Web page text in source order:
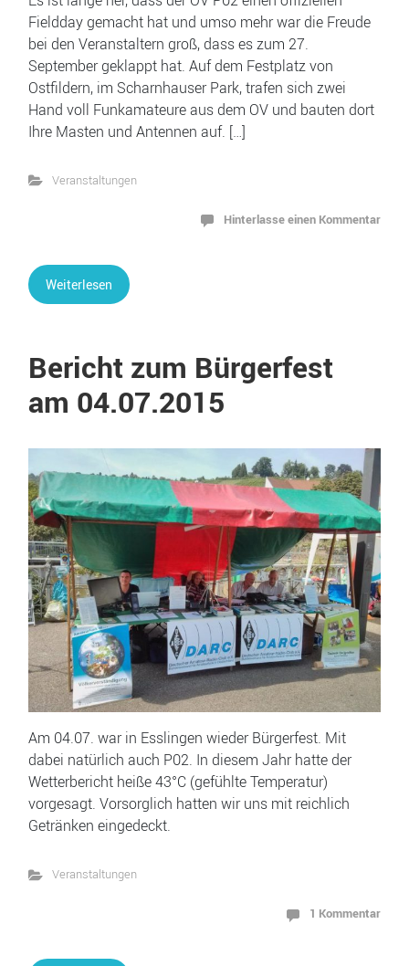
Fieldday gemacht hat und umso mehr war die Freude
bei den Veranstaltern groß, dass es zum 27.
September geklappt hat. Auf dem Festplatz von
Ostfildern, im Scharnhauser Park, trafen sich zwei
Hand voll Funkamateure aus dem OV und bauten dort
Ihre Masten und Antennen auf. […]
Veranstaltungen
Hinterlasse einen Kommentar
Weiterlesen
Bericht zum Bürgerfest
am 04.07.2015
Am 04.07. war in Esslingen wieder Bürgerfest. Mit
dabei natürlich auch P02. In diesem Jahr hatte der
Wetterbericht heiße 43°C (gefühlte Temperatur)
vorgesagt. Vorsorglich hatten wir uns mit reichlich
Getränken eingedeckt.
Veranstaltungen
1 Kommentar